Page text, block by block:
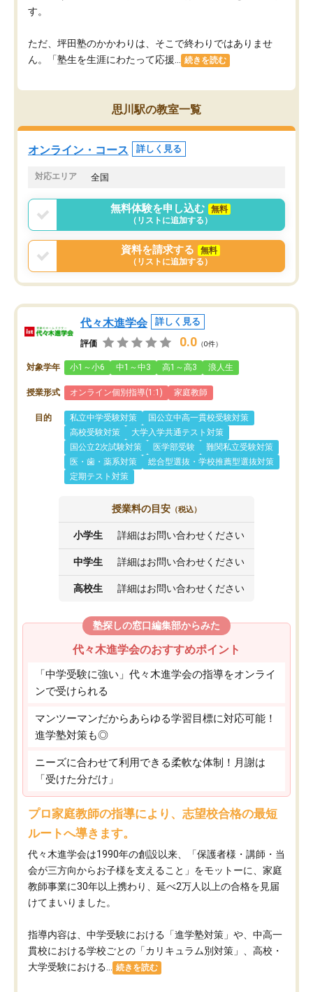
す。
ただ、坪田塾のかかわりは、そこで終わりではありませ
ん。「塾生を生涯にわたって応援...
続きを読む
思川駅の教室一覧
オンライン・コース 詳しく見る
対応エリア 全国
無料体験を申し込む
無料
（リストに追加する）
資料を請求する
無料
（リストに追加する）
代々木進学会 詳しく見る
評価 0.0 （0件）
対象学年 小1～小6 中1～中3 高1～高3 浪人生
授業形式 オンライン個別指導(1:1) 家庭教師
目的 私立中学受験対策
国公立中高一貫校受験対策
高校受験対策
大学入学共通テスト対策
国公立2次試験対策
医学部受験
難関私立受験対策
医・歯・薬系対策
総合型選抜・学校推薦型選抜対策
定期テスト対策
授業料の目安 （税込）
小学生 詳細はお問い合わせください
中学生 詳細はお問い合わせください
高校生 詳細はお問い合わせください
塾探しの窓口編集部からみた
代々木進学会のおすすめポイント
「中学受験に強い」代々木進学会の指導をオンライ
ンで受けられる
マンツーマンだからあらゆる学習目標に対応可能！
進学塾対策も◎
ニーズに合わせて利用できる柔軟な体制！月謝は
「受けた分だけ」
プロ家庭教師の指導により、志望校合格の最短
ルートへ導きます。
代々木進学会は1990年の創設以来、「保護者様・講師・当
会が三方向からお子様を支えること」をモットーに、家庭
教師事業に30年以上携わり、延べ2万人以上の合格を見届
けてまいりました。
指導内容は、中学受験における「進学塾対策」や、中高一
貫校における学校ごとの「カリキュラム別対策」、高校・
大学受験における...
続きを読む